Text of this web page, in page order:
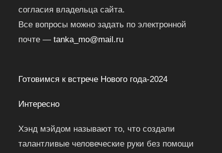
согласия владельца сайта.
Все вопросы можно задать по электронной
почте —tanka_mo@mail.ru
Готовимся к встрече Нового года-2024
Интересно
Хэнд мэйдом называют то, что создали
талантливые человеческие руки без помощи